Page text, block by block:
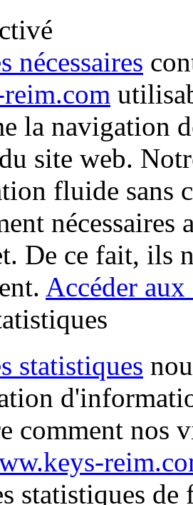
nécessaires
la navigation
site web.
fluide sans
De ce fait, ils
Accéder aux
statistiques
comment nos
statistiques